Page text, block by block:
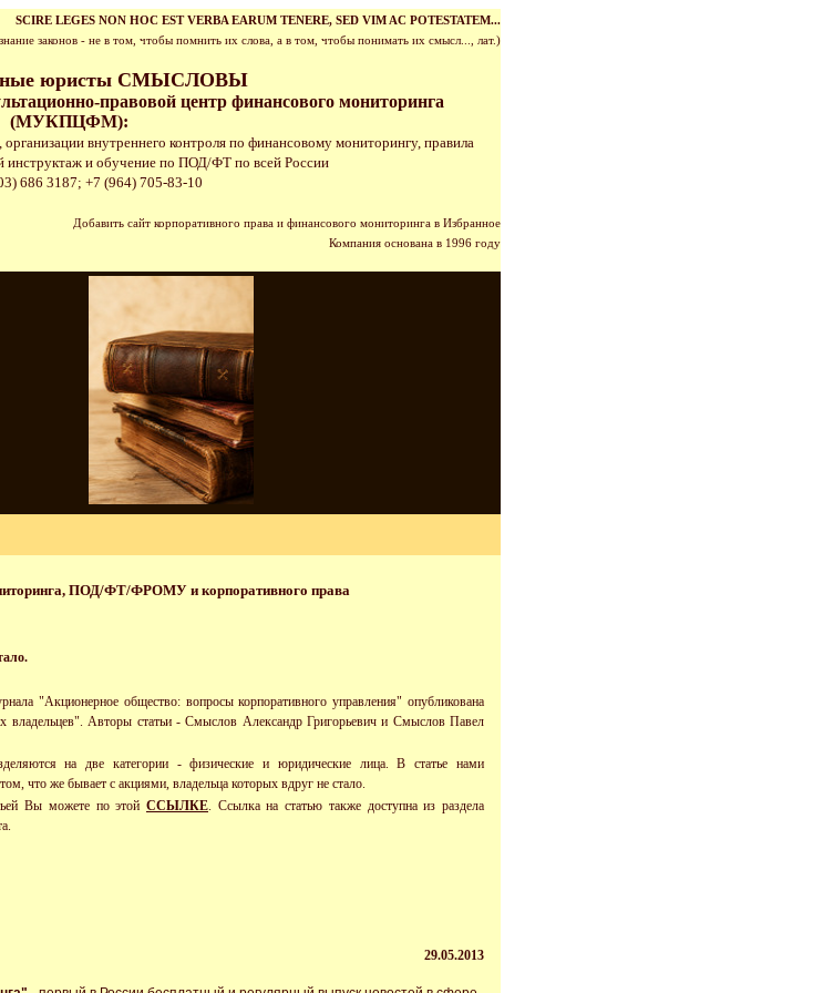
SCIRE LEGES NON HOC EST VERBA EARUM TENERE, SED VIM AC POTESTATEM...
законов - не в том, чтобы помнить их слова, а в том, чтобы понимать их смысл..., лат.)
юристы СМЫСЛОВЫ
правовой центр финансового мониторинга
(МУКПЦФМ):
внутреннего контроля по финансовому мониторингу, правила
инструктаж и обучение по ПОД/ФТ по всей России
686 3187; +7 (964) 705-83-10
Добавить сайт корпоративного права и финансового мониторинга в Избранное
Компания основана в 1996 году
ПОД/ФТ/ФРОМУ и корпоративного права
"Акционерное общество: вопросы корпоративного управления" опубликована
владельцев". Авторы статьи - Смыслов Александр Григорьевич и Смыслов Павел
на две категории - физические и юридические лица. В статье нами
что же бывает с акциями, владельца которых вдруг не стало.
Вы можете по этой ССЫЛКЕ. Ссылка на статью также доступна из раздела
29.05.2013